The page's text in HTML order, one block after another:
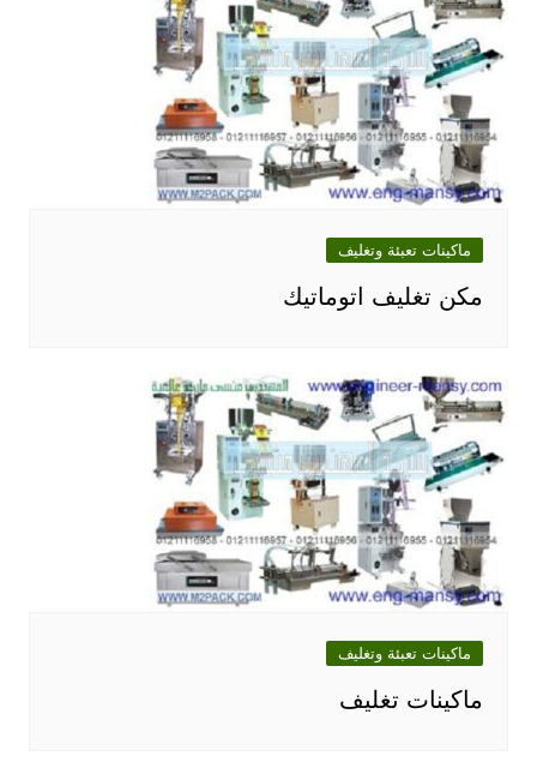
ماكينات تعبئة وتغليف
مكن تغليف اتوماتيك
ماكينات تعبئة وتغليف
ماكينات تغليف